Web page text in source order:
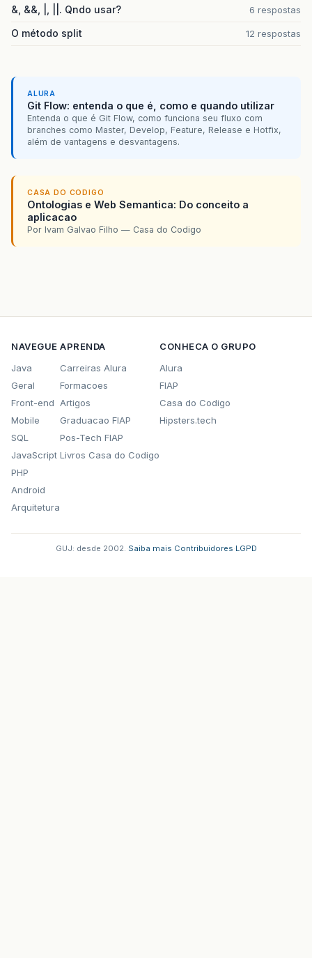
&, &&, |, ||. Qndo usar? 6 respostas
O método split 12 respostas
ALURA
Git Flow: entenda o que é, como e quando utilizar
Entenda o que é Git Flow, como funciona seu fluxo com
branches como Master, Develop, Feature, Release e Hotfix,
além de vantagens e desvantagens.
CASA DO CODIGO
Ontologias e Web Semantica: Do conceito a
aplicacao
Por Ivam Galvao Filho — Casa do Codigo
NAVEGUE
Java
Geral
Front-end
Mobile
SQL
JavaScript
PHP
Android
Arquitetura
APRENDA
Carreiras Alura
Formacoes
Artigos
Graduacao FIAP
Pos-Tech FIAP
Livros Casa do Codigo
CONHECA O GRUPO
Alura
FIAP
Casa do Codigo
Hipsters.tech
GUJ: desde 2002. Saiba mais Contribuidores LGPD